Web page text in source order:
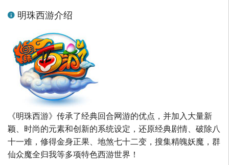
明珠西游介绍
《明珠西游》传承了经典回合网游的优点，并加入大量新
颖、时尚的元素和创新的系统设定，还原经典剧情、破除八
十一难，修得金身正果、地煞七十二变，搜集精魄妖魔，群
仙众魔全归我等多项特色西游世界！